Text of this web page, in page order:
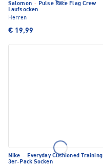
Salomon · Pulse Race Flag Crew
Laufsocken
Herren
€ 19,99
Nike · Everyday Cushioned Training
3er-Pack Socken